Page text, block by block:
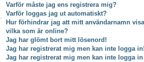
Varför måste jag ens registrera mig?
Varför loggas jag ut automatiskt?
Hur förhindrar jag att mitt användarnamn
vilka som är online?
Jag har glömt bort mitt lösenord!
Jag har registrerat mig men kan inte logga
Jag har registrerat mig men kan inte logga